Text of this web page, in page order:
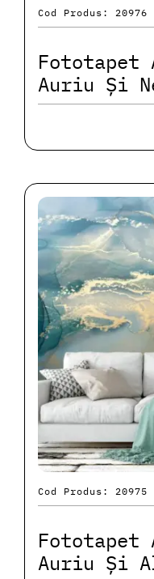
Cod Produs: 20976
Fototapet
Auriu Și
Cod Produs: 20975
Fototapet
Auriu Și